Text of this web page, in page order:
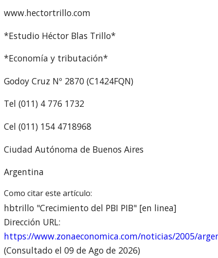
www.hectortrillo.com
*Estudio Héctor Blas Trillo*
*Economía y tributación*
Godoy Cruz Nº 2870 (C1424FQN)
Tel (011) 4 776 1732
Cel (011) 154 4718968
Ciudad Autónoma de Buenos Aires
Argentina
Como citar este artículo:
hbtrillo "Crecimiento del PBI PIB" [en linea]
Dirección URL:
https://www.zonaeconomica.com/noticias/2005/
(Consultado el 09 de Ago de 2026)